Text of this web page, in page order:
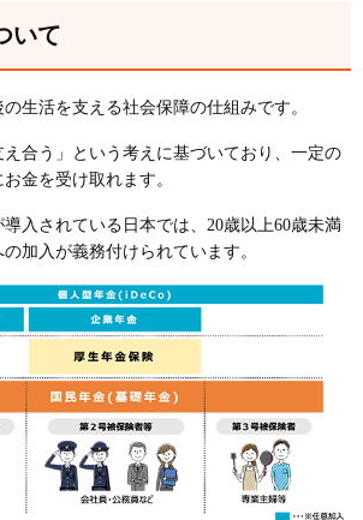
いて
生活を支える社会保障の仕組みです。
え合う」という考えに基づいており、一定の
金を受け取れます。
導入されている日本では、20歳以上60歳未満
加入が義務付けられています。